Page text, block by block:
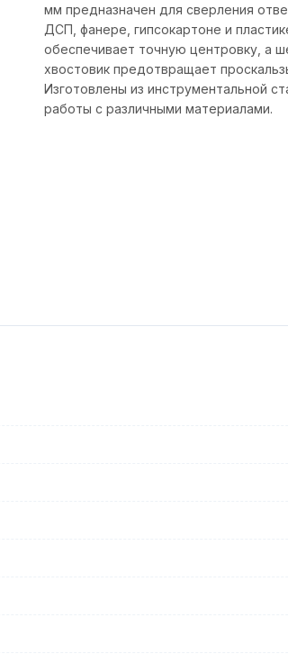
мм предназначен для сверления
ДСП, фанере, гипсокартоне и
обеспечивает точную центровку, а
хвостовик предотвращает
Изготовлены из инструментальной
работы с различными материалами.